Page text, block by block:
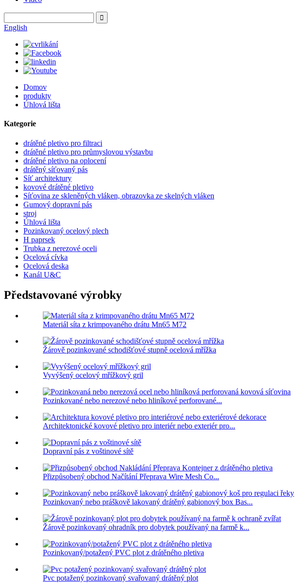
English
Domov
produkty
Úhlová lišta
Kategorie
drátěné pletivo pro filtraci
drátěné pletivo pro průmyslovou výstavbu
drátěné pletivo na oplocení
drátěný síťovaný pás
Síť architektury
kovové drátěné pletivo
Síťovina ze skleněných vláken, obrazovka ze skelných vláken
Gumový dopravní pás
stroj
Úhlová lišta
Pozinkovaný ocelový plech
H paprsek
Trubka z nerezové oceli
Ocelová cívka
Ocelová deska
Kanál U&C
Představované výrobky
Materiál síta z krimpovaného drátu Mn65 M72
Žárově pozinkované schodišťové stupně ocelová mřížka
Vyvýšený ocelový mřížkový gril
Pozinkované nebo nerezové nebo hliníkové perforované...
Architektonické kovové pletivo pro interiér nebo exteriér pro...
Dopravní pás z voštinové sítě
Přizpůsobený obchod Načítání Přeprava Wire Mesh Co...
Pozinkovaný nebo práškově lakovaný drátěný gabionový box Bas...
Žárově pozinkovaný ohradník pro dobytek používaný na farmě k...
Pozinkovaný/potažený PVC plot z drátěného pletiva
Pvc potažený pozinkovaný svařovaný drátěný plot